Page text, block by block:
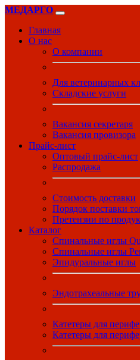
МЕДАРГО
Главная
О нас
О компании
Для ветеринарных
Складские услуги
Вакансия секретаря
Вакансия провизора
Прайс-лист
Оптовый прайс-лист
Распродажа
Стоимость доставки
Порядок поставки
Претензии по
Каталог
Спинальные иглы
Спинальные иглы
Эпидуральные иглы
Эндотрахеальные
Катетеры для
Катетеры для